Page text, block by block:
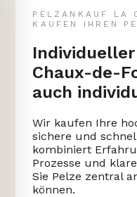
PELZANKAUF LA
KAUFEN IHREN
Chaux-de-
auch
Wir kaufen Ihre
sichere und
kombiniert
Prozesse und
Sie Pelze zentral
können.